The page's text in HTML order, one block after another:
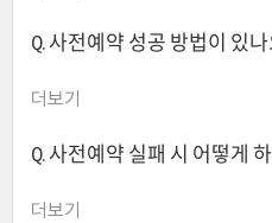
Q. 사전예약 성공 방법이 있나
더보기
Q. 사전예약 실패 시 어떻게
더보기